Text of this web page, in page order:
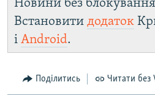
Новини без
Встановити додаток
і Android.
Поділитись Читати без